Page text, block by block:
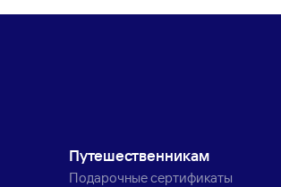
Путешественникам
Подарочные сертификаты